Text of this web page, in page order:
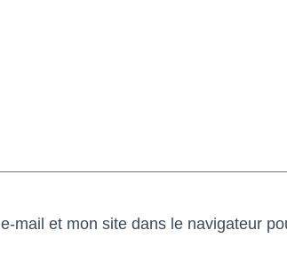
mail et mon site dans le navigateur